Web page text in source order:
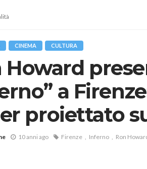
CINEMA CULTURA
Howard
a
proiettato
10 anni ago Firenze Inferno Ron